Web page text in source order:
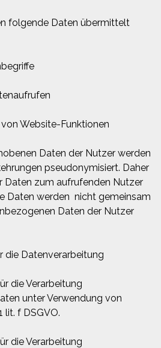
folgende Daten übermittelt
Website-Funktionen
Daten der Nutzer werden
pseudonymisiert. Daher
Daten zum aufrufenden Nutzer
Daten werden nicht gemeinsam
Daten der Nutzer
die Datenverarbeitung
die Verarbeitung
unter Verwendung von
lit. f DSGVO.
die Verarbeitung